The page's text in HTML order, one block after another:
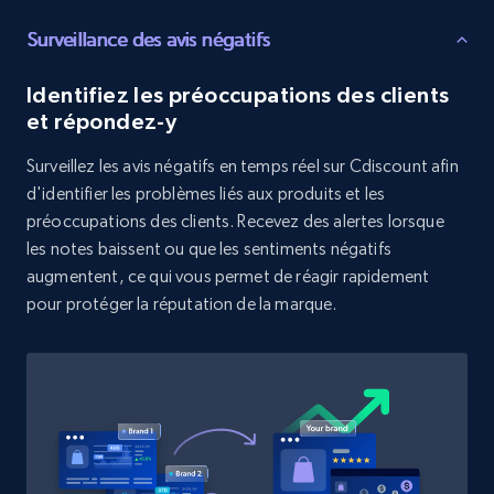
Target - Discover products by category url
URL, Product id, Title, Product description,
Rating, Reviews count, Initial price, Discount,
and more.
1.3K+ 176+ Commencer
Target - Discover products by specified
Rating, Reviews count, Initial price, Discount,
1.3K+ 176+ Commencer
Surveillance des avis négatifs
Identifiez les préoccupations des clients
et répondez-y
Surveillez les avis négatifs en temps réel sur Cdiscount afin
d'identifier les problèmes liés aux produits et les
préoccupations des clients. Recevez des alertes lorsque
les notes baissent ou que les sentiments négatifs
augmentent, ce qui vous permet de réagir rapidement
pour protéger la réputation de la marque.